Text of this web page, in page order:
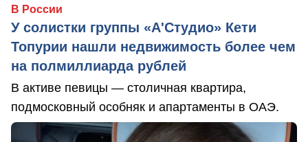
В России
У солистки группы «А'Студио» Кети
Топурии нашли недвижимость более чем
на полмиллиарда рублей
В активе певицы — столичная квартира,
подмосковный особняк и апартаменты в ОАЭ.